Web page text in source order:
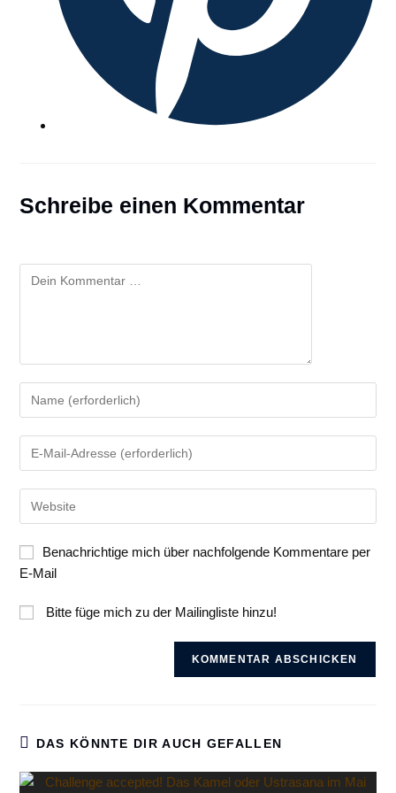
Schreibe einen Kommentar
oder
Benutzernamen
zum
Kommentieren
ein
Mail-
Adresse
zum
Kommentieren
ein
URL
ein
Benachrichtige mich über nachfolgende Kommentare per
E-Mail
Bitte füge mich zu der Mailingliste hinzu!
DAS KÖNNTE DIR AUCH GEFALLEN